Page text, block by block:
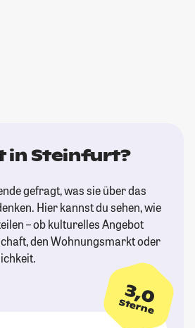
in Steinfurt?
gefragt, was sie über das
Hier kannst du sehen, wie
– ob kulturelles Angebot
den Wohnungsmarkt oder
3,0
Sterne